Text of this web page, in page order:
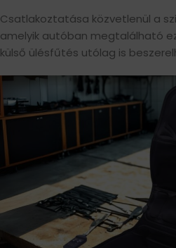
Csatlakoztatása közvetlenül a
amelyik autóban megtalálható
külső ülésfűtés utólag is